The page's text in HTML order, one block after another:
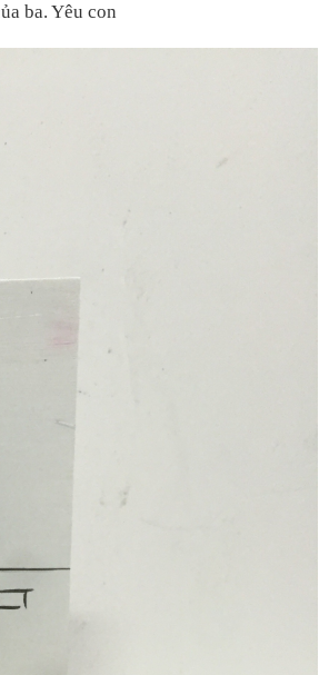
ba. Yêu con